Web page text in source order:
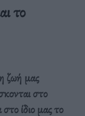
το
ζωή μας
στο
ίδιο μας το